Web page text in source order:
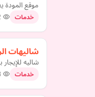
موقع المودة
خدمات
شاليهات
شاليه
خدمات